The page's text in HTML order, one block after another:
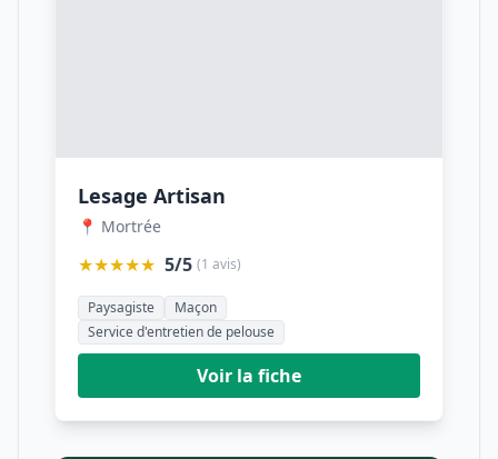
Lesage Artisan
📍 Mortrée
★★★★★ 5/5 (1 avis)
Paysagiste
Maçon
Service d'entretien de pelouse
Voir la fiche